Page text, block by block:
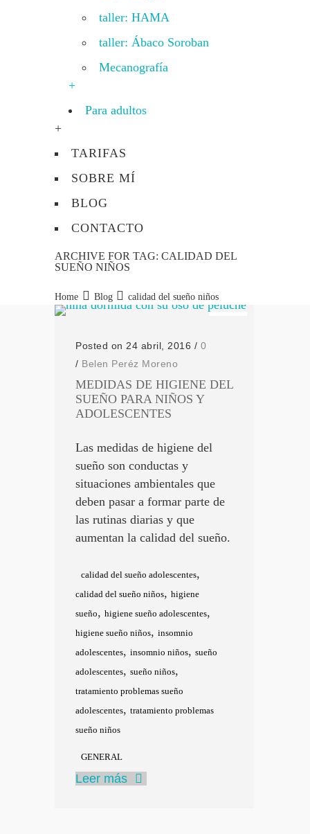
taller: HAMA
taller: Ábaco Soroban
Mecanografía
+
Para adultos
+
TARIFAS
SOBRE MÍ
BLOG
CONTACTO
ARCHIVE FOR TAG: CALIDAD DEL
SUEÑO NIÑOS
Home Blog calidad del sueño niños
Posted on 24 abril, 2016 / 0
/ Belen Peréz Moreno
MEDIDAS DE HIGIENE DEL
SUEÑO PARA NIÑOS Y
ADOLESCENTES
Las medidas de higiene del
sueño son conductas y
situaciones ambientales que
deben pasar a formar parte de
las rutinas diarias y que
aumentan la calidad del sueño.
calidad del sueño adolescentes,
calidad del sueño niños, higiene
sueño, higiene sueño adolescentes,
higiene sueño niños, insomnio
adolescentes, insomnio niños, sueño
adolescentes, sueño niños,
tratamiento problemas sueño
adolescentes, tratamiento problemas
sueño niños
GENERAL
Leer más